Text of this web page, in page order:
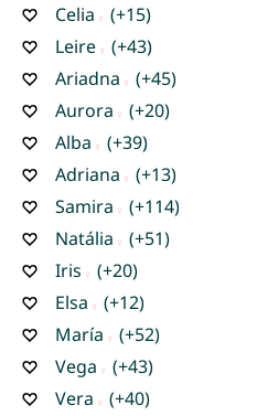
Celia
(+15)
Leire
(+43)
Ariadna
(+45)
Aurora
(+20)
Alba
(+39)
Adriana
(+13)
Samira
(+114)
Natália
(+51)
Iris
(+20)
Elsa
(+12)
María
(+52)
Vega
(+43)
Vera
(+40)